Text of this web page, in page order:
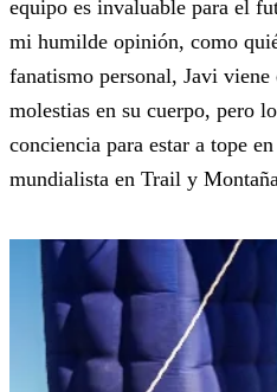
equipo es invaluable para el
mi humilde opinión, como
fanatismo personal, Javi
molestias en su cuerpo, pero
conciencia para estar a tope
mundialista en Trail y